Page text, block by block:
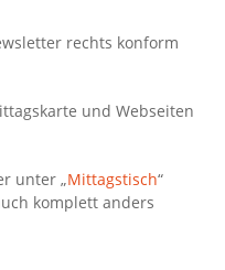
rechts konform
und Webseiten
unter „Mittagstisch“
komplett anders